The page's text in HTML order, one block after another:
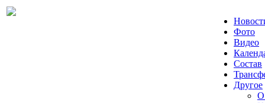
Фото
Видео
Состав
Другое
О